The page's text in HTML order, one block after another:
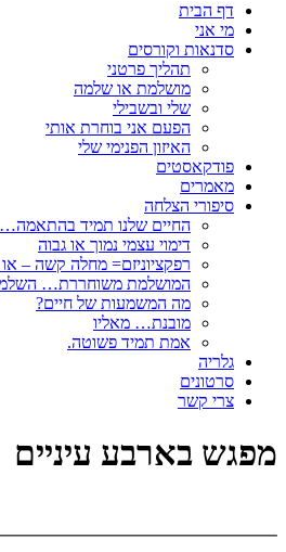
דף הבית
מי אני
סדנאות וקורסים
תהליך פרטני
מושלמת או שלמה
שלי ובשבילי
הפעם אני בוחרת אותי
האיזון הפנימי שלי
פודקאסטים
מאמרים
סיפורי הצלחה
החיים שלנו תמיד בהתאמה…
דימוי עצמי נמוך או גבוה
רפקציוניזם= מחלה קשה –
המושלמת משוחררת…
מה המשמעות של חיים?
מובנת… מאליו
אמת תמיד פשוטה.
גלריה
סרטונים
צרי קשר
מפגש בארבע עיניים